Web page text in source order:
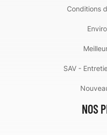
Conditions
SAV -
NOS